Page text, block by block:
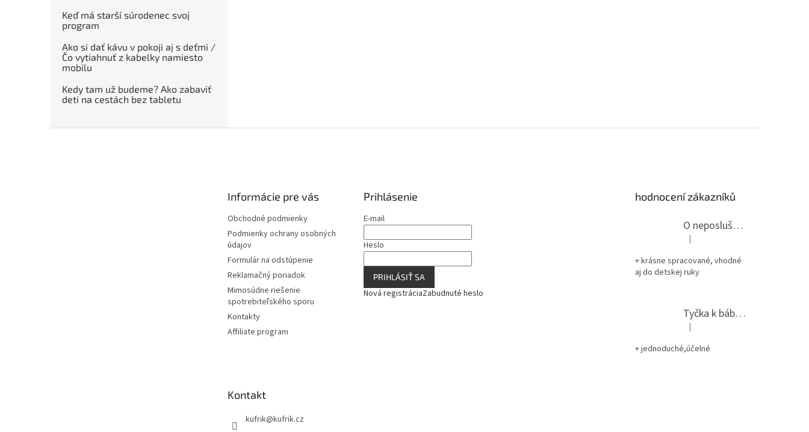
Keď má starší súrodenec svoj
program
Ako si dať kávu v pokoji aj s deťmi /
Čo vytiahnuť z kabelky namiesto
mobilu
Kedy tam už budeme? Ako zabaviť
deti na cestách bez tabletu
Informácie pre vás
Obchodné podmienky
Podmienky ochrany osobných
údajov
Formulár na odstúpenie
Reklamačný poriadok
Mimosúdne riešenie
spotrebiteľského sporu
Kontakty
Affiliate program
Prihlásenie
E-mail
Heslo
PRIHLÁSIŤ SA
Nová registráciaZabudnuté heslo
hodnocení zákazníků
O neposlušných kozliatkach – bábky 9 ks, chlievik
Hodnotenie produktu je 5 z 5
|
+ krásne spracované, vhodné
aj do detskej ruky
Tyčka k bábke – 9 ks
Hodnotenie produktu je 5 z 5
|
+ jednoduché,účelné
Kontakt
kufrik@kufrik.cz